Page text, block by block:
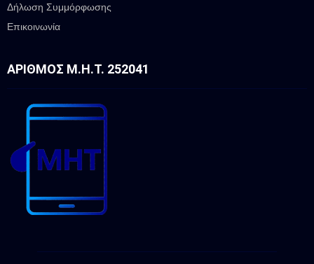
Δήλωση Συμμόρφωσης
Επικοινωνία
ΑΡΙΘΜΌΣ Μ.Η.Τ. 252041